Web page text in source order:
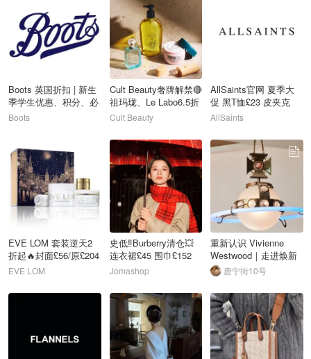
Boots 英国折扣 | 新生
季学生优惠、积分、必
买清单
Boots
Cult Beauty奢牌解禁🔴
祖玛珑、Le Labo6.5折
爽买！
Cult Beauty
AllSaints官网 夏季大
促 黑T恤£23 皮夹克
£245
AllSaints
10
EVE LOM 套装逆天2
折起🔥封面£56/原£204
EVE LOM
史低‼️Burberry清仓💥
连衣裙£45 围巾£152
大衣£243
Jomashop
12
重新认识 Vivienne
Westwood｜走进焕新
后的Conduit St 旗舰店
唐宁街10号
14 15